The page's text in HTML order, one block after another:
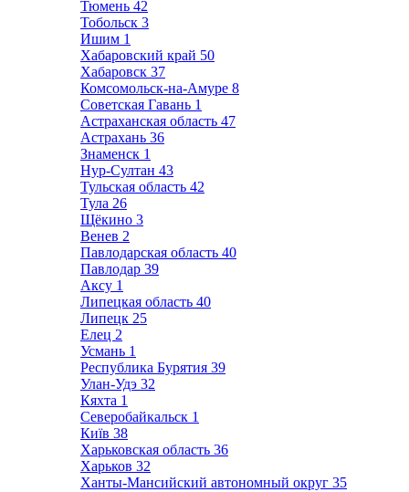
Тюмень 42
Тобольск 3
Ишим 1
Хабаровский край 50
Хабаровск 37
Комсомольск-на-Амуре 8
Советская Гавань 1
Астраханская область 47
Астрахань 36
Знаменск 1
Нур-Султан 43
Тульская область 42
Тула 26
Щёкино 3
Венев 2
Павлодарская область 40
Павлодар 39
Аксу 1
Липецкая область 40
Липецк 25
Елец 2
Усмань 1
Республика Бурятия 39
Улан-Удэ 32
Кяхта 1
Северобайкальск 1
Київ 38
Харьковская область 36
Харьков 32
Ханты-Мансийский автономный округ 35